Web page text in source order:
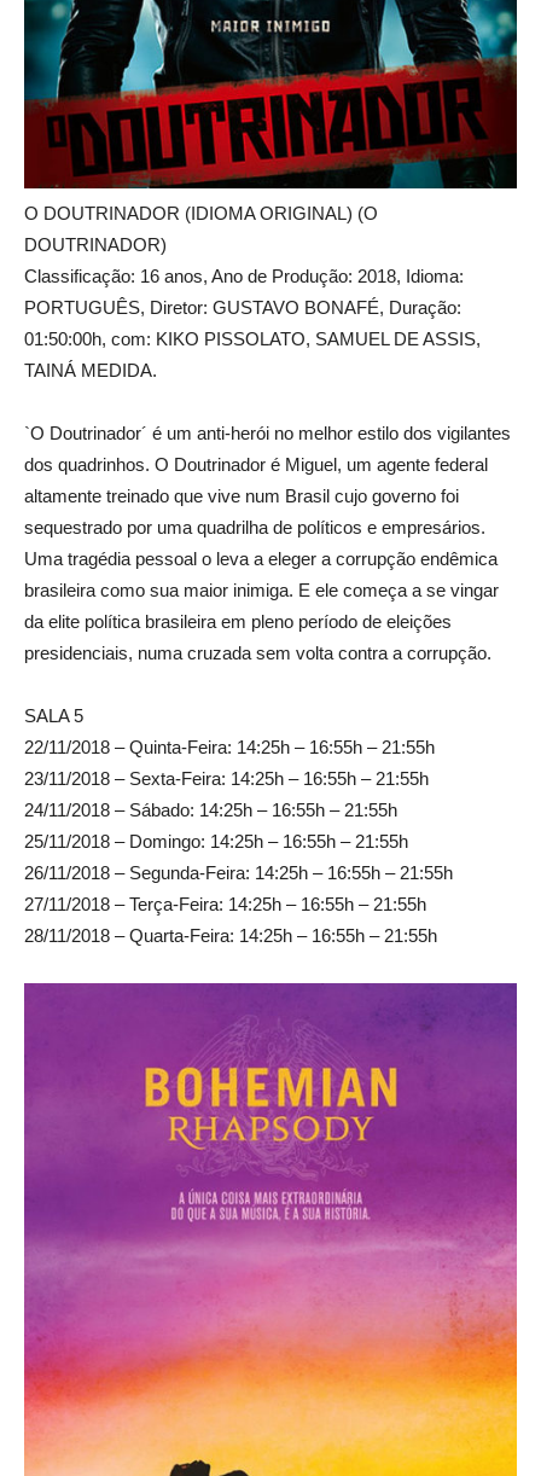
O DOUTRINADOR (IDIOMA ORIGINAL) (O
DOUTRINADOR)
Classificação: 16 anos, Ano de Produção: 2018, Idioma:
PORTUGUÊS, Diretor: GUSTAVO BONAFÉ, Duração:
01:50:00h, com: KIKO PISSOLATO, SAMUEL DE ASSIS,
TAINÁ MEDIDA.
`O Doutrinador´ é um anti-herói no melhor estilo dos vigilantes
dos quadrinhos. O Doutrinador é Miguel, um agente federal
altamente treinado que vive num Brasil cujo governo foi
sequestrado por uma quadrilha de políticos e empresários.
Uma tragédia pessoal o leva a eleger a corrupção endêmica
brasileira como sua maior inimiga. E ele começa a se vingar
da elite política brasileira em pleno período de eleições
presidenciais, numa cruzada sem volta contra a corrupção.
SALA 5
22/11/2018 – Quinta-Feira: 14:25h – 16:55h – 21:55h
23/11/2018 – Sexta-Feira: 14:25h – 16:55h – 21:55h
24/11/2018 – Sábado: 14:25h – 16:55h – 21:55h
25/11/2018 – Domingo: 14:25h – 16:55h – 21:55h
26/11/2018 – Segunda-Feira: 14:25h – 16:55h – 21:55h
27/11/2018 – Terça-Feira: 14:25h – 16:55h – 21:55h
28/11/2018 – Quarta-Feira: 14:25h – 16:55h – 21:55h